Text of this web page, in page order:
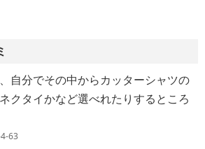
自分でその中からカッターシャツの
クタイかなど選べれたりするところ
63